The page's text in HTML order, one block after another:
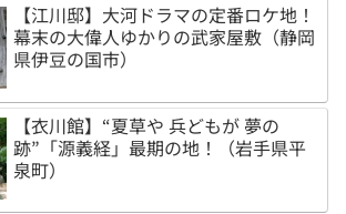
【江川邸】大河ドラマの定番ロケ地！
幕末の大偉人ゆかりの武家屋敷（静岡
県伊豆の国市）
【衣川館】“夏草や 兵どもが 夢の
跡”「源義経」最期の地！（岩手県平
泉町）